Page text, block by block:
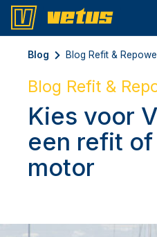
Blog Blog Refit &
Blog Refit &
Kies voor
een refit
motor